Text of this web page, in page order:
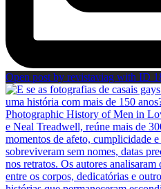
Open post by revistaviag with ID